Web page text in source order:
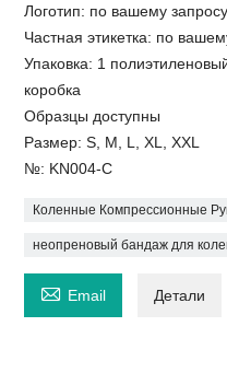
Логотип: по вашему запросу
Частная этикетка: по
Упаковка: 1
коробка
Образцы доступны
Размер: S, M, L, XL, XXL
№: KN004-C
Коленные Компрессионные
неопреновый бандаж для
 Email Детали